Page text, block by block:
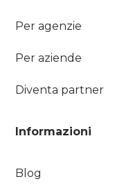
Per agenzie
Per aziende
Diventa partner
Informazioni
Blog